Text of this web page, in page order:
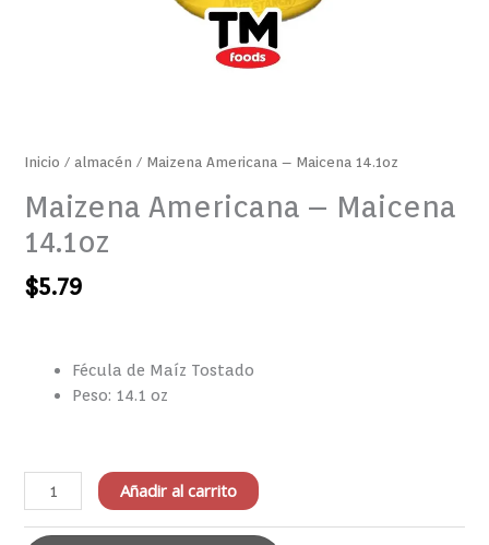
Inicio /almacén / Maizena Americana – Maicena 14.1oz
Maizena Americana – Maicena
14.1oz
$5.79
Fécula de Maíz Tostado
Peso: 14.1 oz
Añadir al carrito